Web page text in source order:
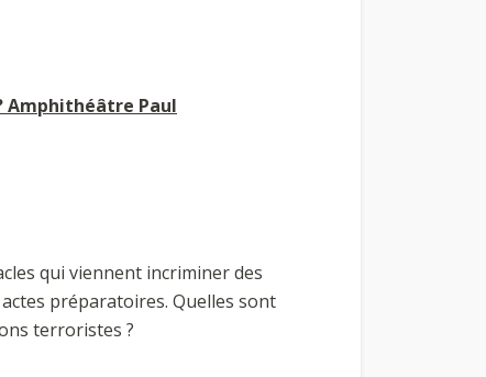
Amphithéâtre Paul
qui viennent incriminer des
préparatoires. Quelles sont
terroristes ?